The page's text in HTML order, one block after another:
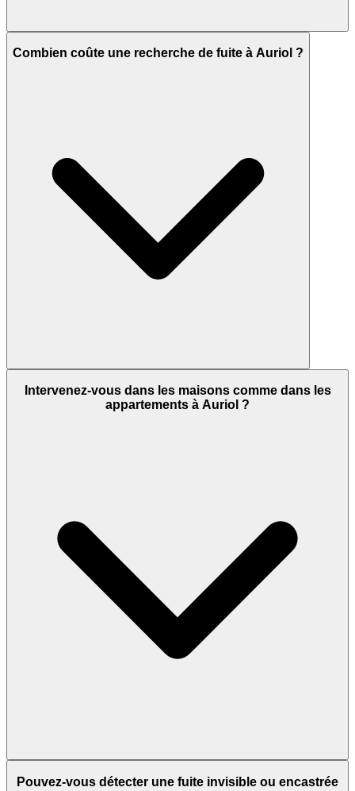
Combien coûte une recherche de fuite à Auriol ?
Intervenez-vous dans les maisons comme dans les
appartements à Auriol ?
Pouvez-vous détecter une fuite invisible ou encastrée